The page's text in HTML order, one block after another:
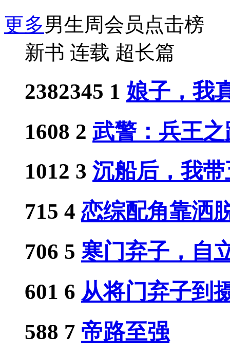
更多男生周会员点击榜
新书 连载 超长篇
2382345 1 娘子，我
1608 2 武警：兵王之
1012 3 沉船后，我带
715 4 恋综配角靠洒
706 5 寒门弃子，自
601 6 从将门弃子到
588 7 帝路至强